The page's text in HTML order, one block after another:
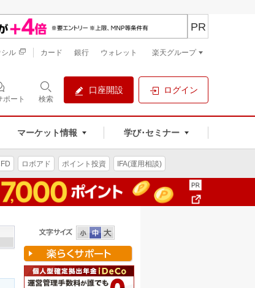
ポート 検索
口座開設 ログイン
マーケット情報 学び･セミナー
PR
ル カード 銀行 ウォレット 楽天グループ
ロボアド ポイント投資 IFA(運用相談)